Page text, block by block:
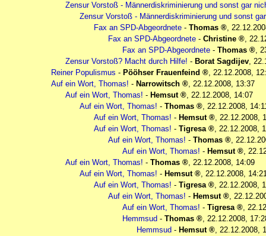
Zensur Vorstoß - Männerdiskriminierung und sonst gar
Zensur Vorstoß - Männerdiskriminierung und sonst
Fax an SPD-Abgeordnete - Thomas ,
Fax an SPD-Abgeordnete - Christine ,
Fax an SPD-Abgeordnete - Thomas ,
Zensur Vorstoß? Macht durch Hilfe! - Borat Sagdijev,
Reiner Populismus - Pööhser Frauenfeind , 22.12.2008,
Auf ein Wort, Thomas! - Narrowitsch , 22.12.2008, 13:37
Auf ein Wort, Thomas! - Hemsut , 22.12.2008, 14:07
Auf ein Wort, Thomas! - Thomas , 22.12.2008,
Auf ein Wort, Thomas! - Hemsut , 22.12.2008,
Auf ein Wort, Thomas! - Tigresa , 22.12.2008,
Auf ein Wort, Thomas! - Thomas ,
Auf ein Wort, Thomas! - Hemsut ,
Auf ein Wort, Thomas! - Thomas , 22.12.2008, 14:09
Auf ein Wort, Thomas! - Hemsut , 22.12.2008,
Auf ein Wort, Thomas! - Tigresa , 22.12.2008,
Auf ein Wort, Thomas! - Hemsut ,
Auf ein Wort, Thomas! - Tigresa ,
Hemmsud - Thomas , 22.12.2008,
Hemmsud - Hemsut , 22.12.2008,